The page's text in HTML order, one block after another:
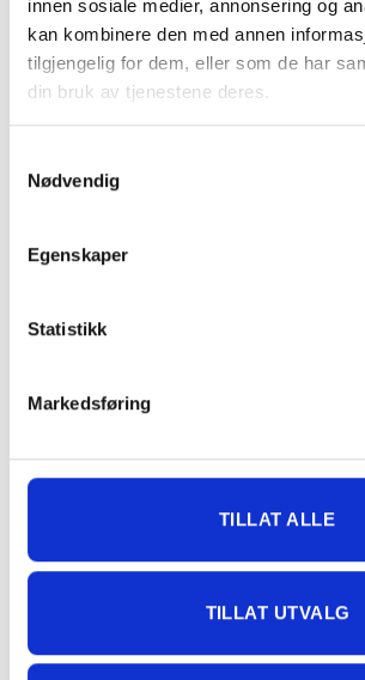
innen sosiale medier, annonsering og
kan kombinere den med annen
tilgjengelig for dem, eller som de har
din bruk av tjenestene deres.
Nødvendig
Egenskaper
Statistikk
Markedsføring
TILLAT ALLE
TILLAT UTVALG
PÅ TELEFON FØR BESTILLING, BLIR DU
BESTILLING.
Informasjon ved betaling med
Vi opplever for øyeblikket at
ikke mottar ordrebekreftelse etter
registrert i vårt system.
Før du eventuelt legger inn en ny
vi deg ta kontakt med oss på 91 92
ordren er registrert, slik at du
og betale to ganger.
Vi beklager ulempene dette